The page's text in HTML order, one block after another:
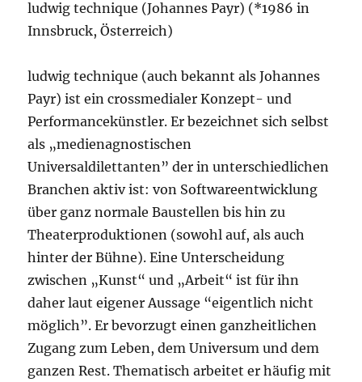
ludwig technique (Johannes Payr) (*1986 in
Innsbruck, Österreich)
ludwig technique (auch bekannt als Johannes
Payr) ist ein crossmedialer Konzept- und
Performancekünstler. Er bezeichnet sich selbst
als „medienagnostischen
Universaldilettanten” der in unterschiedlichen
Branchen aktiv ist: von Softwareentwicklung
über ganz normale Baustellen bis hin zu
Theaterproduktionen (sowohl auf, als auch
hinter der Bühne). Eine Unterscheidung
zwischen „Kunst“ und „Arbeit“ ist für ihn
daher laut eigener Aussage “eigentlich nicht
möglich”. Er bevorzugt einen ganzheitlichen
Zugang zum Leben, dem Universum und dem
ganzen Rest. Thematisch arbeitet er häufig mit